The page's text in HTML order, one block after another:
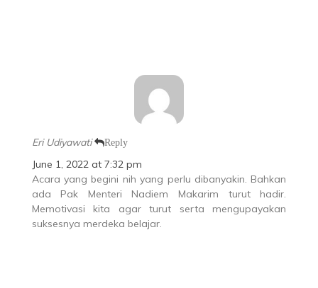
Eri Udiyawati Reply
June 1, 2022 at 7:32 pm
Acara yang begini nih yang perlu dibanyakin. Bahkan
ada Pak Menteri Nadiem Makarim turut hadir.
Memotivasi kita agar turut serta mengupayakan
suksesnya merdeka belajar.